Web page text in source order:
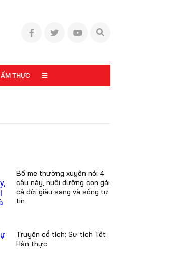
ẨM THỰC
Bố mẹ thường xuyên nói 4
câu này, nuôi dưỡng con gái
cả đời giàu sang và sống tự
tin
Truyện cổ tích: Sự tích Tết
Hàn thực